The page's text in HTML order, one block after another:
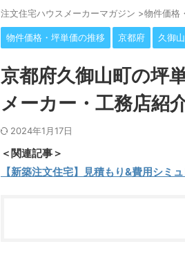
注⽂住宅ハウスメーカーマガジン >物件価格
物件価格・坪単価の推移 京都府 久御
京都府久御山町の坪
メーカー・工務店紹
2024年1月17日
＜関連記事＞
【新築注文住宅】見積もり&費用シミ